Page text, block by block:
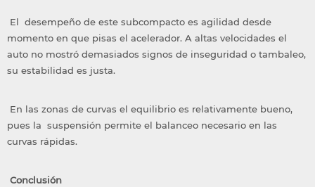
El desempeño de este subcompacto es agilidad desde
momento en que pisas el acelerador. A altas velocidades el
auto no mostró demasiados signos de inseguridad o tambaleo,
su estabilidad es justa.
En las zonas de curvas el equilibrio es relativamente bueno,
pues la suspensión permite el balanceo necesario en las
curvas rápidas.
Conclusión